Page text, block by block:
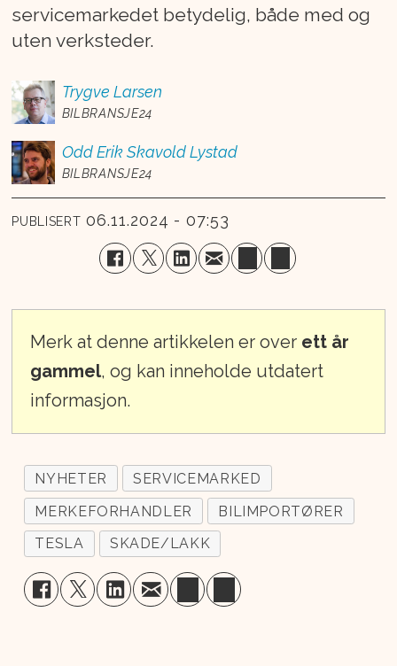
servicemarkedet betydelig, både med og
uten verksteder.
Trygve Larsen
BILBRANSJE24
Odd Erik Skavold Lystad
BILBRANSJE24
PUBLISERT 06.11.2024 - 07:53
Merk at denne artikkelen er over ett år
gammel, og kan inneholde utdatert
informasjon.
NYHETER
SERVICEMARKED
MERKEFORHANDLER
BILIMPORTØRER
TESLA
SKADE/LAKK